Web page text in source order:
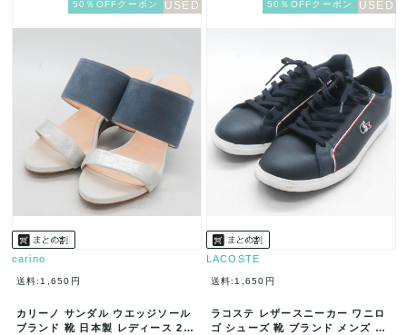
50％OFFクーポン
carino
送料:1,650円
カリーノ サンダル ウエッジソール
ブランド 靴 日本製 レディース 24
50％OFFクーポン
LACOSTE
送料:1,650円
ラコステ レザースニーカー ワニロ
ゴ シューズ 靴 ブランド メンズ U